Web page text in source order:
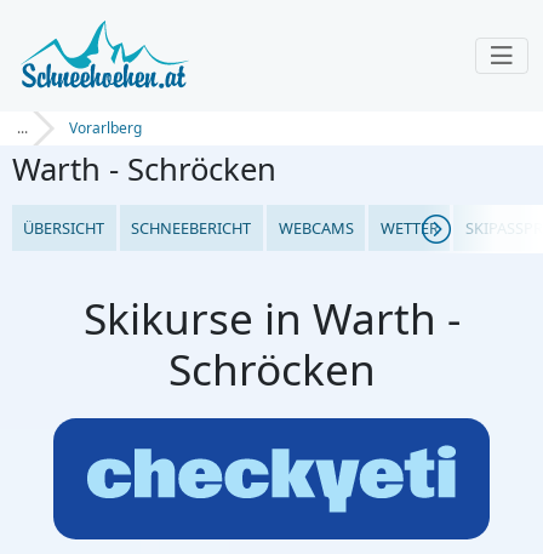
... Vorarlberg
Warth - Schröcken
ÜBERSICHT SCHNEEBERICHT WEBCAMS WETTER
Skikurse in Warth -
Schröcken